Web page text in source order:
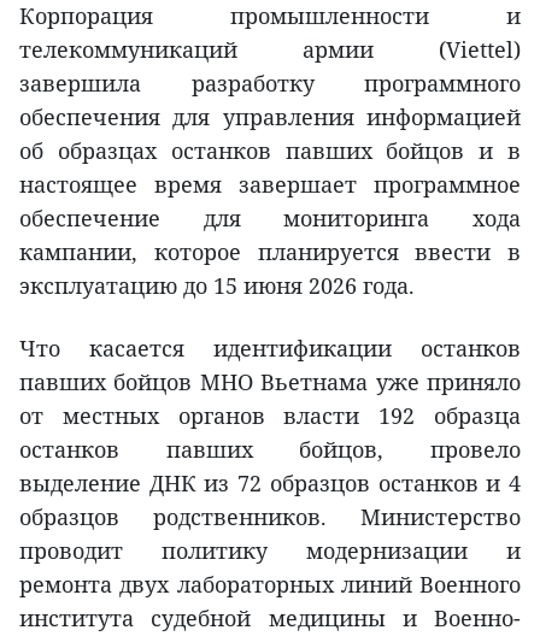
Корпорация промышленности и
телекоммуникаций армии (Viettel)
завершила разработку программного
обеспечения для управления информацией
об образцах останков павших бойцов и в
настоящее время завершает программное
обеспечение для мониторинга хода
кампании, которое планируется ввести в
эксплуатацию до 15 июня 2026 года.
Что касается идентификации останков
павших бойцов МНО Вьетнама уже приняло
от местных органов власти 192 образца
останков павших бойцов, провело
выделение ДНК из 72 образцов останков и 4
образцов родственников. Министерство
проводит политику модернизации и
ремонта двух лабораторных линий Военного
института судебной медицины и Военно-